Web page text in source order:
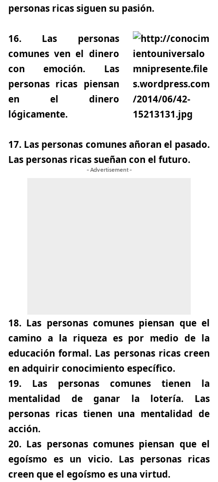
personas ricas siguen su pasión.
16. Las personas
comunes ven el dinero
con emoción. Las
personas ricas piensan
en el dinero
lógicamente.
17. Las personas comunes añoran el pasado.
Las personas ricas sueñan con el futuro.
- Advertisement -
18. Las personas comunes piensan que el
camino a la riqueza es por medio de la
educación formal. Las personas ricas creen
en adquirir conocimiento específico.
19. Las personas comunes tienen la
mentalidad de ganar la lotería. Las
personas ricas tienen una mentalidad de
acción.
20. Las personas comunes piensan que el
egoísmo es un vicio. Las personas ricas
creen que el egoísmo es una virtud.